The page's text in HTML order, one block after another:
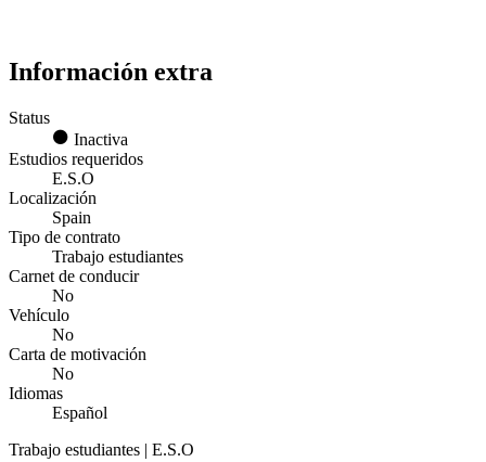
Información extra
Status
Inactiva
Estudios requeridos
E.S.O
Localización
Spain
Tipo de contrato
Trabajo estudiantes
Carnet de conducir
No
Vehículo
No
Carta de motivación
No
Idiomas
Español
Trabajo estudiantes | E.S.O